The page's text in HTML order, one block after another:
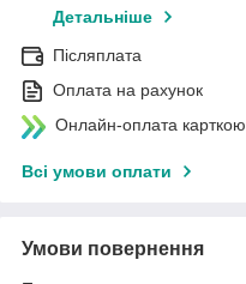
Детальніше
Післяплата
Оплата на рахунок
Онлайн-оплата
Всі умови оплати
Умови повернення